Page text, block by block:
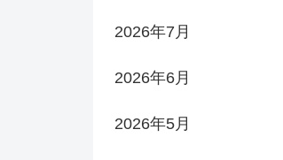
2026年7月
2026年6月
2026年5月